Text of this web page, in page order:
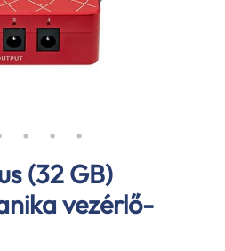
(32 GB)
vezérlő-